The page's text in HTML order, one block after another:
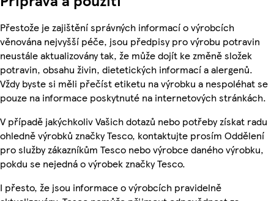
Přestože je zajištění správných informací o výrobcích
věnována nejvyšší péče, jsou předpisy pro výrobu potravin
neustále aktualizovány tak, že může dojít ke změně složek
potravin, obsahu živin, dietetických informací a alergenů.
Vždy byste si měli přečíst etiketu na výrobku a nespoléhat se
pouze na informace poskytnuté na internetových stránkách.
V případě jakýchkoliv Vašich dotazů nebo potřeby získat radu
ohledně výrobků značky Tesco, kontaktujte prosím Oddělení
pro služby zákazníkům Tesco nebo výrobce daného výrobku,
pokdu se nejedná o výrobek značky Tesco.
I přesto, že jsou informace o výrobcích pravidelně